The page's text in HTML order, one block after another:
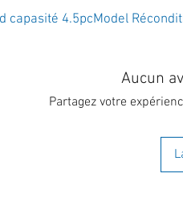
capasité 4.5pcModel
Aucun
Partagez votre